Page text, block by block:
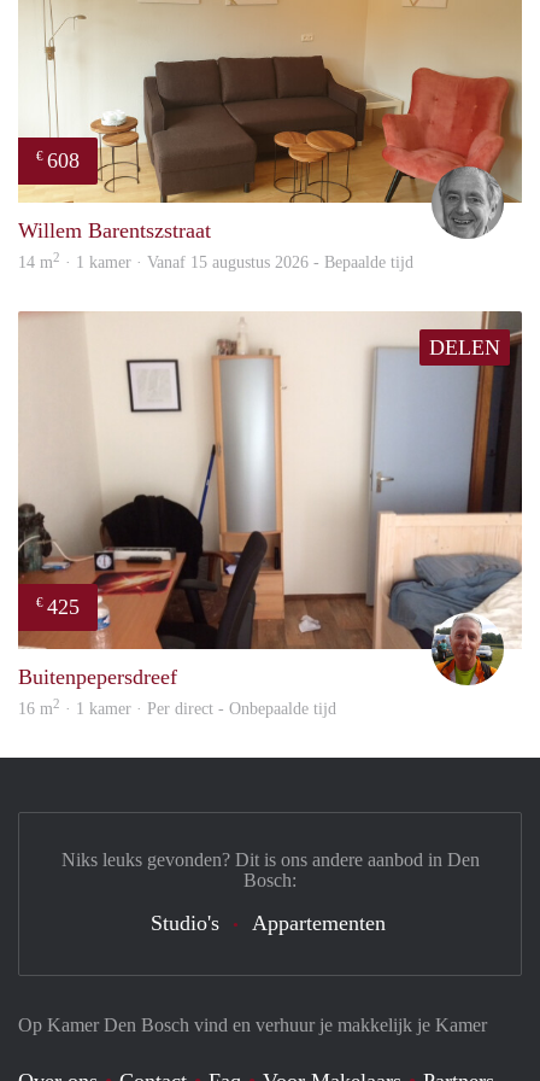
€ 608
Willem Barentszstraat
14 m2 · 1 kamer · Vanaf 15 augustus 2026 - Bepaalde tijd
DELEN
€ 425
wim
Buitenpepersdreef
16 m2 · 1 kamer · Per direct - Onbepaalde tijd
Op Kamer Den Bosch vind en verhuur je makkelijk je Kamer
Niks leuks gevonden? Dit is ons andere aanbod in Den
Bosch:
Studio's Appartementen